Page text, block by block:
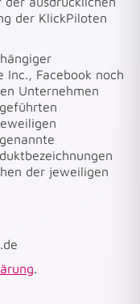
der KlickPiloten
Facebook noch
Unternehmen
der jeweiligen
.